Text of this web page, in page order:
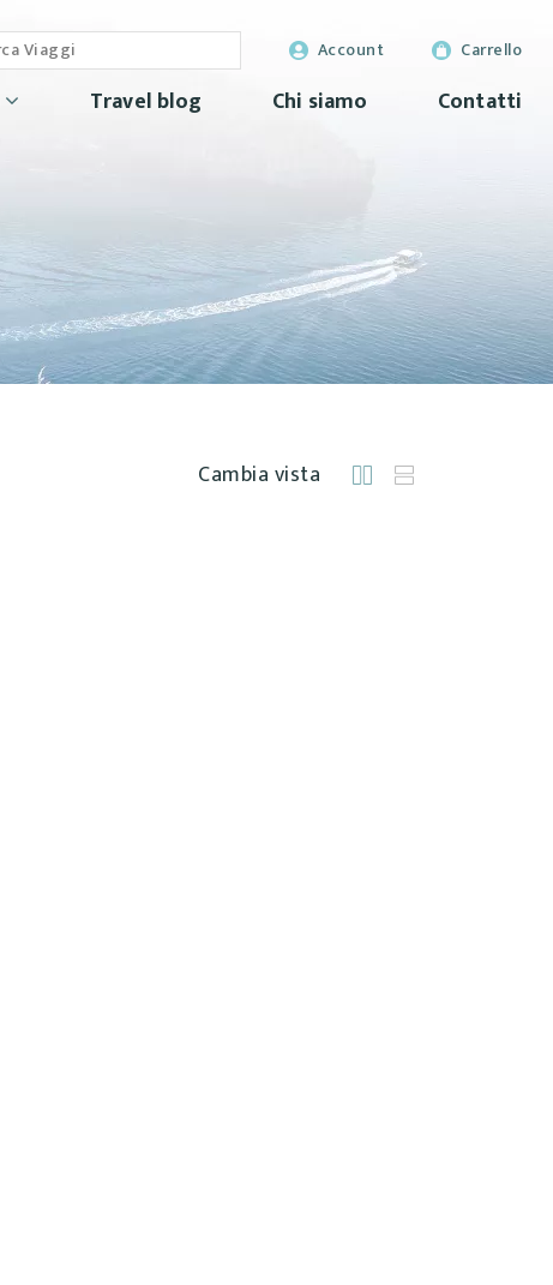
Account Carrello
Travel blog Chi siamo Contatti
Cambia vista